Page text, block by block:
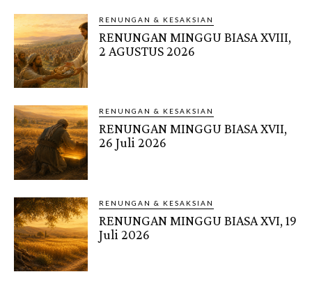
RENUNGAN & KESAKSIAN
RENUNGAN MINGGU BIASA XVIII,
2 AGUSTUS 2026
RENUNGAN & KESAKSIAN
RENUNGAN MINGGU BIASA XVII,
26 Juli 2026
RENUNGAN & KESAKSIAN
RENUNGAN MINGGU BIASA XVI, 19
Juli 2026